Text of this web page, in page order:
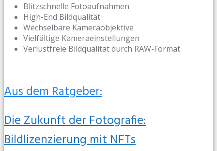
Blitzschnelle Fotoaufnahmen
High-End Bildqualität
Wechselbare Kameraobjektive
Vielfältige Kameraeinstellungen
Verlustfreie Bildqualität durch RAW-Format
Aus dem Ratgeber:
Die Zukunft der Fotografie:
Bildlizenzierung mit NFTs